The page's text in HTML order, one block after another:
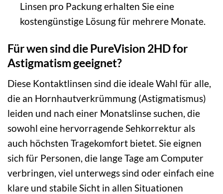
Linsen pro Packung erhalten Sie eine
kostengünstige Lösung für mehrere Monate.
Für wen sind die PureVision 2HD for
Astigmatism geeignet?
Diese Kontaktlinsen sind die ideale Wahl für alle,
die an Hornhautverkrümmung (Astigmatismus)
leiden und nach einer Monatslinse suchen, die
sowohl eine hervorragende Sehkorrektur als
auch höchsten Tragekomfort bietet. Sie eignen
sich für Personen, die lange Tage am Computer
verbringen, viel unterwegs sind oder einfach eine
klare und stabile Sicht in allen Situationen